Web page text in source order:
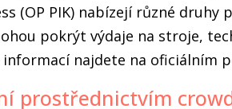
(OP PIK) nabízejí různé
pokrýt výdaje na stroje,
informací najdete na oficiálním
prostřednictvím